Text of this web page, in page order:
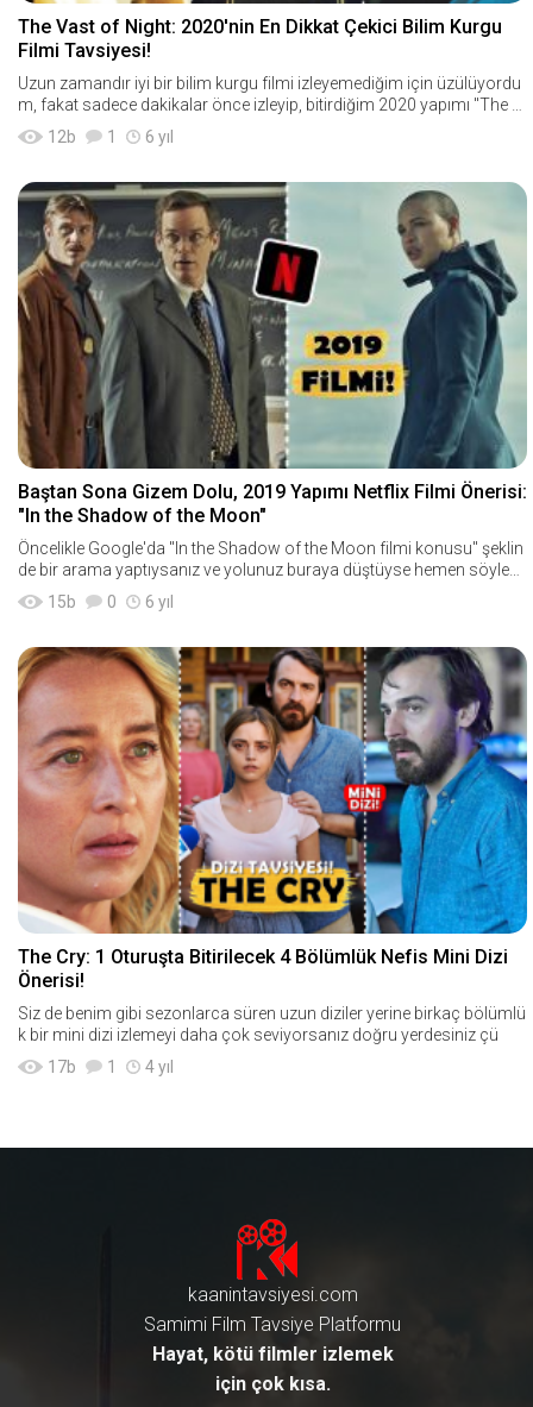
The Vast of Night: 2020'nin En Dikkat Çekici Bilim Kurgu
Filmi Tavsiyesi!
Uzun zamandır iyi bir bilim kurgu filmi izleyemediğim için üzülüyordu
m, fakat sadece dakikalar önce izleyip, bitirdiğim 2020 yapımı "The V
ast of Nig
12b 1 6 yıl
Baştan Sona Gizem Dolu, 2019 Yapımı Netflix Filmi Önerisi:
"In the Shadow of the Moon"
Öncelikle Google'da "In the Shadow of the Moon filmi konusu" şeklin
de bir arama yaptıysanız ve yolunuz buraya düştüyse hemen söyleye
yim; Bura
15b 0 6 yıl
The Cry: 1 Oturuşta Bitirilecek 4 Bölümlük Nefis Mini Dizi
Önerisi!
Siz de benim gibi sezonlarca süren uzun diziler yerine birkaç bölümlü
k bir mini dizi izlemeyi daha çok seviyorsanız doğru yerdesiniz çü
17b 1 4 yıl
kaanintavsiyesi.com
Samimi Film Tavsiye Platformu
Hayat, kötü filmler izlemek
için çok kısa.